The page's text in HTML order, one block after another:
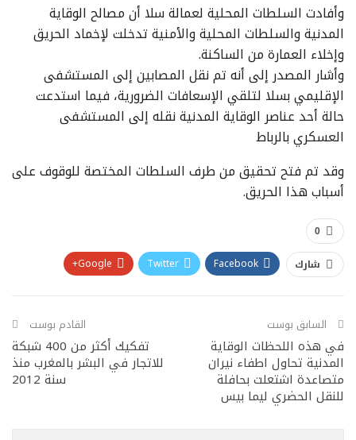
وأفادت السلطات المحلية لعمالة سلا أن مصالح الوقاية
المدنية والسلطات المحلية والأمنية تدخلت لإخماد الحريق
وإخلاء العمارة من الساكنة.
وأشار المصدر إلى أنه تم نقل المصابين إلى المستشفى
الإقليمي بسلا لتلقي الإسعافات الضرورية، فيما استدعت
حالة أحد عناصر الوقاية المدنية نقله إلى المستشفى
العسكري بالرباط
وقد تم فتح تحقيق من طرف السلطات المختصة للوقوف على
أسباب هذا الحريق.
0
شارك Facebook
Twitter
Google+
البريد الإلكتروني
السابق بوست
في هذه اللحظات الوقاية
المدنية تحاول اطفاء نيران
متصاعدة اشتعلت بحافلة
للنقل الحضري ليما بيس
القادم بوست
تفكيك أكثر من 400 شبكة
للاتجار في البشر بالمغرب منذ
سنة 2012